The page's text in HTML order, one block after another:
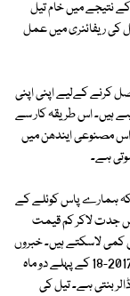
نتیجے میں خام تیل
کی ریفائنری میں عمل
کرنے کےلیے اپنی اپنی
ہیں۔ اس طریقہ کار سے
مصنوعی ایندھن میں
ہے۔
ہمارے پاس کوئلے کے
جدت لاکر کم قیمت
کمی لاسکتے ہیں۔ خبروں
کے مطابق، پاکستان کے تیل کے درآمدی بل میں، مالی سال 2017-18 کے پہلے دو ماہ
بنتی ہے۔ تیل کی